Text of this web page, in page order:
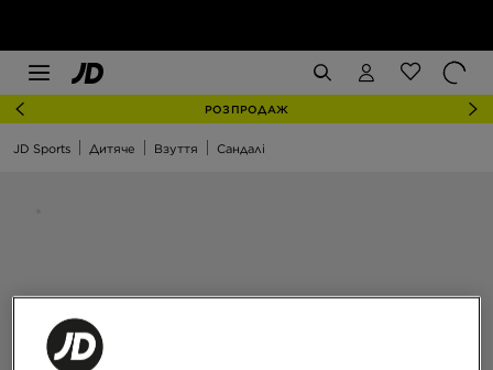
РОЗПРОДАЖ
JD Sports Дитяче Взуття Сандалі